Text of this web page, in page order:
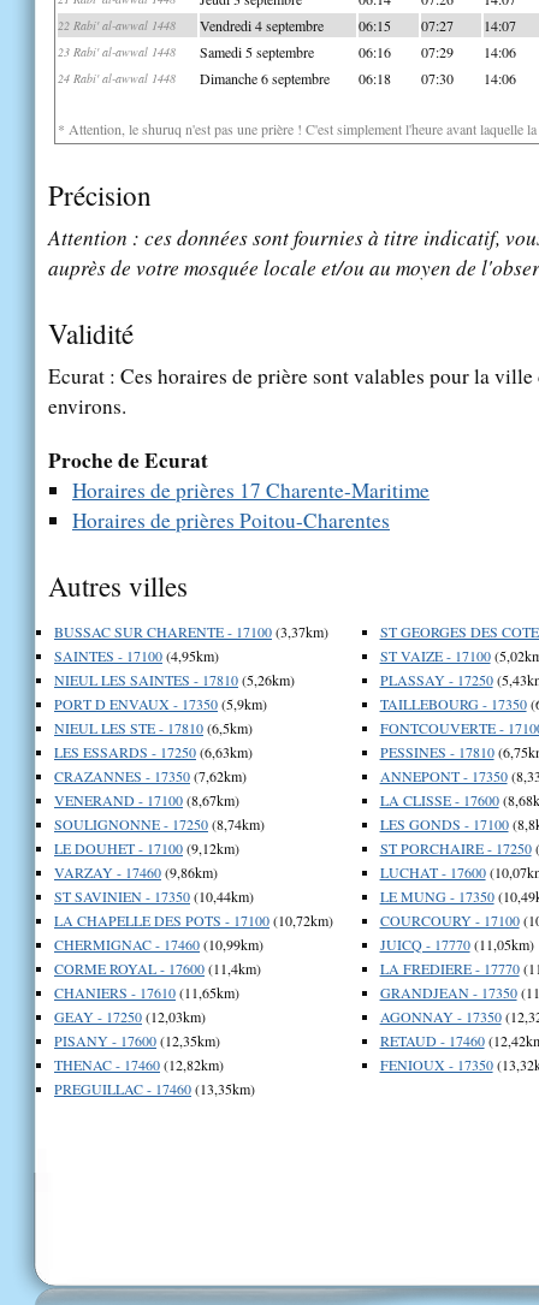
22 Rabi' al-awwal 1448 Vendredi 4 septembre 06:15 07:27 14:07
23 Rabi' al-awwal 1448 Samedi 5 septembre 06:16 07:29 14:06
24 Rabi' al-awwal 1448 Dimanche 6 septembre 06:18 07:30 14:06
* Attention, le shuruq n'est pas une prière ! C'est simplement l'heure avant laquelle
Précision
Attention : ces données sont fournies à titre indicatif,
auprès de votre mosquée locale et/ou au moyen de
Validité
Ecurat : Ces horaires de prière sont valables pour la
environs.
Proche de Ecurat
Horaires de prières 17 Charente-Maritime
Horaires de prières Poitou-Charentes
Autres villes
BUSSAC SUR CHARENTE - 17100(3,37km)
SAINTES - 17100(4,95km)
NIEUL LES SAINTES - 17810(5,26km)
PORT D ENVAUX - 17350(5,9km)
NIEUL LES STE - 17810(6,5km)
LES ESSARDS - 17250(6,63km)
CRAZANNES - 17350(7,62km)
VENERAND - 17100(8,67km)
SOULIGNONNE - 17250(8,74km)
LE DOUHET - 17100(9,12km)
VARZAY - 17460(9,86km)
ST SAVINIEN - 17350(10,44km)
LA CHAPELLE DES POTS - 17100(10,72km)
CHERMIGNAC - 17460(10,99km)
CORME ROYAL - 17600(11,4km)
CHANIERS - 17610(11,65km)
GEAY - 17250(12,03km)
PISANY - 17600(12,35km)
THENAC - 17460(12,82km)
PREGUILLAC - 17460(13,35km)
ST GEORGES DES
ST VAIZE - 17100
PLASSAY - 17250
TAILLEBOURG - 17350
FONTCOUVERTE -
PESSINES - 17810
ANNEPONT - 17350
LA CLISSE - 17600
LES GONDS - 17100
ST PORCHAIRE - 17250
LUCHAT - 17600
LE MUNG - 17350
COURCOURY - 17100
JUICQ - 17770(11,05km)
LA FREDIERE - 17770
GRANDJEAN - 17350
AGONNAY - 17350
RETAUD - 17460
FENIOUX - 17350